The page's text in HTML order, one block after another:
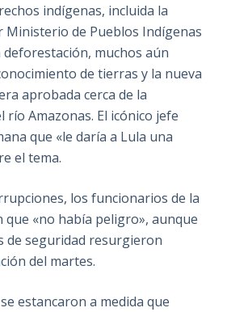
indígenas, incluida la
Ministerio de Pueblos Indígenas
deforestación, muchos aún
de tierras y la nueva
aprobada cerca de la
río Amazonas. El icónico jefe
que «le daría a Lula una
el tema.
los funcionarios de la
«no había peligro», aunque
de seguridad resurgieron
del martes.
estancaron a medida que